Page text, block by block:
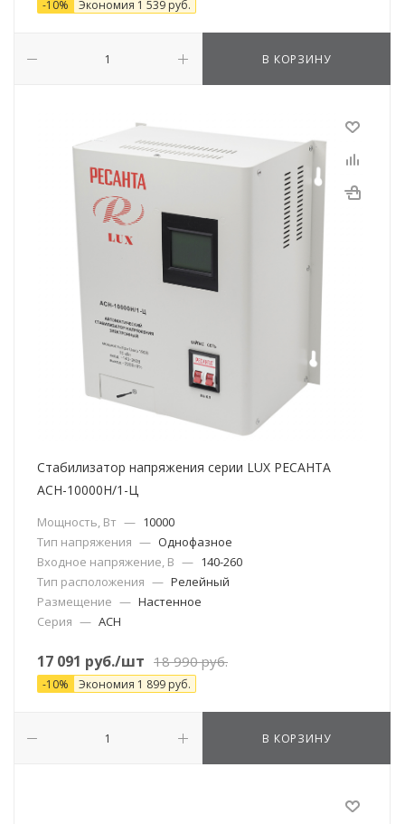
-10% Экономия 1 539 руб.
В КОРЗИНУ
Стабилизатор напряжения серии LUX РЕСАНТА
АСН-10000Н/1-Ц
Мощность, Вт — 10000
Тип напряжения — Однофазное
Входное напряжение, В — 140-260
Тип расположения — Релейный
Размещение — Настенное
Серия — АСН
17 091 руб./шт 18 990руб.
-10% Экономия 1 899 руб.
В КОРЗИНУ